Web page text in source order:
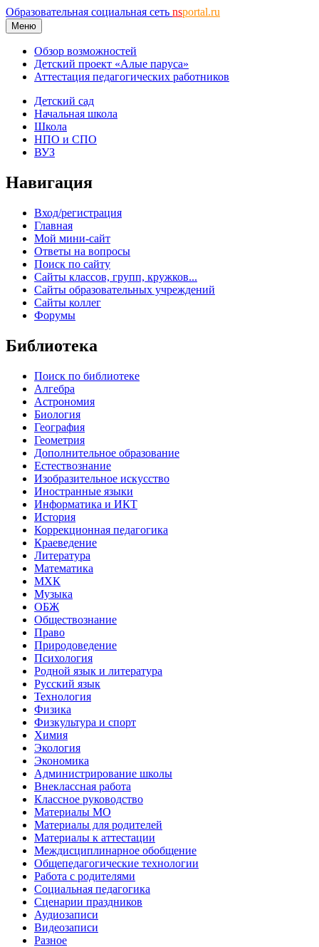
Образовательная социальная сеть nsportal.ru
Меню
Обзор возможностей
Детский проект «Алые паруса»
Аттестация педагогических работников
Детский сад
Начальная школа
Школа
НПО и СПО
ВУЗ
Навигация
Вход/регистрация
Главная
Мой мини-сайт
Ответы на вопросы
Поиск по сайту
Сайты классов, групп, кружков...
Сайты образовательных учреждений
Сайты коллег
Форумы
Библиотека
Поиск по библиотеке
Алгебра
Астрономия
Биология
География
Геометрия
Дополнительное образование
Естествознание
Изобразительное искусство
Иностранные языки
Информатика и ИКТ
История
Коррекционная педагогика
Краеведение
Литература
Математика
МХК
Музыка
ОБЖ
Обществознание
Право
Природоведение
Психология
Родной язык и литература
Русский язык
Технология
Физика
Физкультура и спорт
Химия
Экология
Экономика
Администрирование школы
Внеклассная работа
Классное руководство
Материалы МО
Материалы для родителей
Материалы к аттестации
Междисциплинарное обобщение
Общепедагогические технологии
Работа с родителями
Социальная педагогика
Сценарии праздников
Аудиозаписи
Видеозаписи
Разное